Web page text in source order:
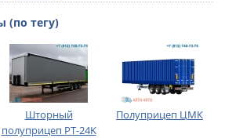
(по тегу)
Шторный
полуприцеп PT-24K
Полуприцеп ЦМК